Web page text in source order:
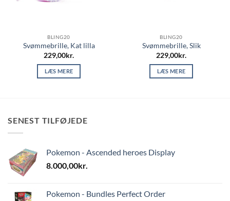
BLING20
Svømmebrille, Kat lilla
229,00kr.
LÆS MERE
BLING20
Svømmebrille, Slik
229,00kr.
LÆS MERE
SENEST TILFØJEDE
Pokemon - Ascended heroes Display
8.000,00kr.
Pokemon - Bundles Perfect Order